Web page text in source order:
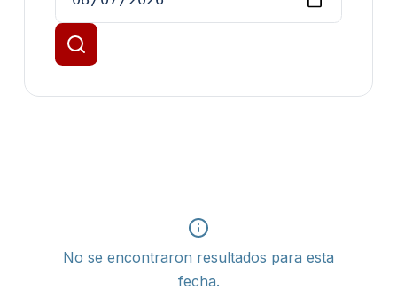
No se encontraron resultados para esta
fecha.